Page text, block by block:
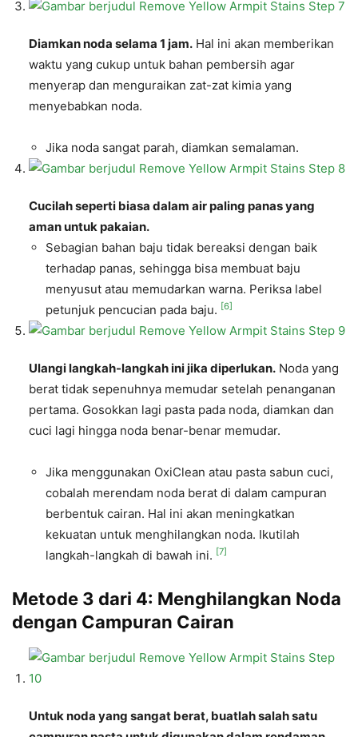
Diamkan noda selama 1 jam. Hal ini akan memberikan
waktu yang cukup untuk bahan pembersih agar
menyerap dan menguraikan zat-zat kimia yang
menyebabkan noda.
Jika noda sangat parah, diamkan semalaman.
Cucilah seperti biasa dalam air paling panas yang
aman untuk pakaian.
Sebagian bahan baju tidak bereaksi dengan baik
terhadap panas, sehingga bisa membuat baju
menyusut atau memudarkan warna. Periksa label
petunjuk pencucian pada baju. [6]
Ulangi langkah-langkah ini jika diperlukan. Noda yang
berat tidak sepenuhnya memudar setelah penanganan
pertama. Gosokkan lagi pasta pada noda, diamkan dan
cuci lagi hingga noda benar-benar memudar.
Jika menggunakan OxiClean atau pasta sabun cuci,
cobalah merendam noda berat di dalam campuran
berbentuk cairan. Hal ini akan meningkatkan
kekuatan untuk menghilangkan noda. Ikutilah
langkah-langkah di bawah ini. [7]
Metode 3 dari 4: Menghilangkan Noda
dengan Campuran Cairan
Untuk noda yang sangat berat, buatlah salah satu